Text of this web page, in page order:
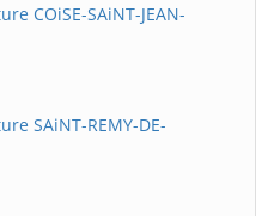
COiSE-SAiNT-JEAN-
SAiNT-REMY-DE-